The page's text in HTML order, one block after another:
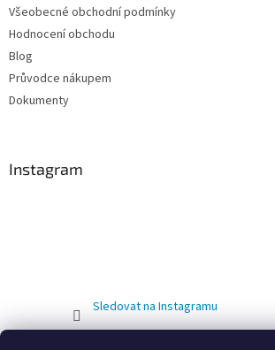
Všeobecné obchodní podmínky
Hodnocení obchodu
Blog
Průvodce nákupem
Dokumenty
Instagram
Sledovat na Instagramu